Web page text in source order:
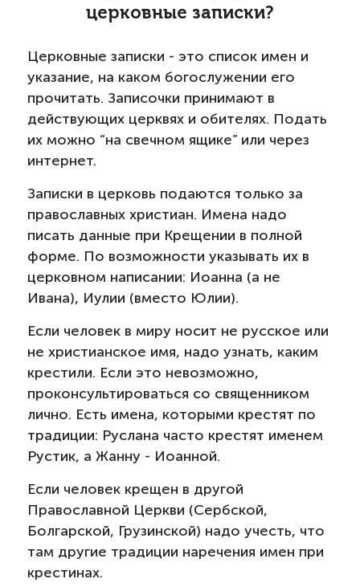
церковные записки?
Церковные записки - это список имен и
указание, на каком богослужении его
прочитать. Записочки принимают в
действующих церквях и обителях. Подать
их можно “на свечном ящике” или через
интернет.
Записки в церковь подаются только за
православных христиан. Имена надо
писать данные при Крещении в полной
форме. По возможности указывать их в
церковном написании: Иоанна (а не
Ивана), Иулии (вместо Юлии).
Если человек в миру носит не русское или
не христианское имя, надо узнать, каким
крестили. Если это невозможно,
проконсультироваться со священником
лично. Есть имена, которыми крестят по
традиции: Руслана часто крестят именем
Рустик, а Жанну - Иоанной.
Если человек крещен в другой
Православной Церкви (Сербской,
Болгарской, Грузинской) надо учесть, что
там другие традиции наречения имен при
крестинах.